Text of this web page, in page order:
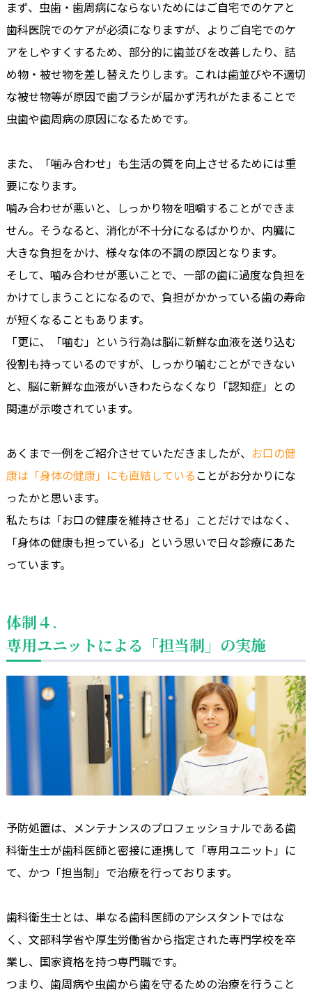
まず、虫歯・歯周病にならないためにはご自宅でのケアと
歯科医院でのケアが必須になりますが、よりご自宅でのケ
アをしやすくするため、部分的に歯並びを改善したり、詰
め物・被せ物を差し替えたりします。これは歯並びや不適切
な被せ物等が原因で歯ブラシが届かず汚れがたまることで
虫歯や歯周病の原因になるためです。
また、「噛み合わせ」も生活の質を向上させるためには重
要になります。
噛み合わせが悪いと、しっかり物を咀嚼することができま
せん。そうなると、消化が不十分になるばかりか、内臓に
大きな負担をかけ、様々な体の不調の原因となります。
そして、噛み合わせが悪いことで、一部の歯に過度な負担を
かけてしまうことになるので、負担がかかっている歯の寿命
が短くなることもあります。
「更に、「噛む」という行為は脳に新鮮な血液を送り込む
役割も持っているのですが、しっかり噛むことができない
と、脳に新鮮な血液がいきわたらなくなり「認知症」との
関連が示唆されています。
あくまで一例をご紹介させていただきましたが、 お口の健
康は「身体の健康」にも直結していることがお分かりにな
ったかと思います。
私たちは「お口の健康を維持させる」ことだけではなく、
「身体の健康も担っている」という思いで日々診療にあた
っています。
体制４.
専用ユニットによる「担当制」の実施
予防処置は、メンテナンスのプロフェッショナルである歯
科衛生士が歯科医師と密接に連携して「専用ユニット」に
て、かつ「担当制」で治療を行っております。
歯科衛生士とは、単なる歯科医師のアシスタントではな
く、文部科学省や厚生労働省から指定された専門学校を卒
業し、国家資格を持つ専門職です。
つまり、歯周病や虫歯から歯を守るための治療を行うこと